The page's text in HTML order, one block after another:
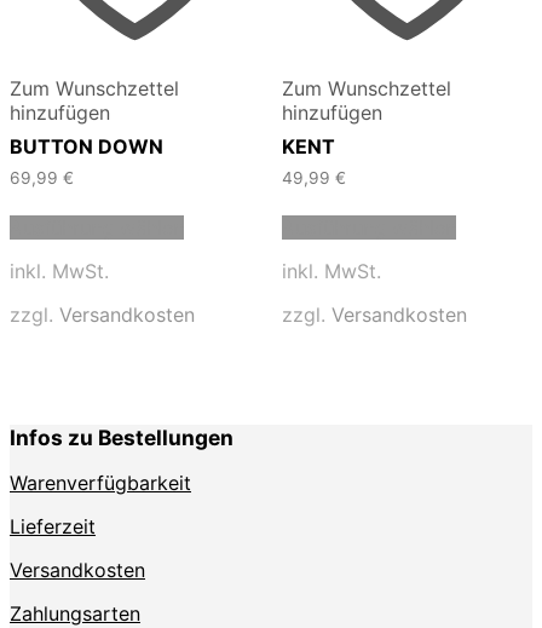
Zum Wunschzettel
hinzufügen
BUTTON DOWN
69,99 €
auf.
der
Produktseite
gewählt
inkl. MwSt.
zzgl. Versandkosten
Zum Wunschzettel
hinzufügen
KENT
49,99 €
auf.
inkl. MwSt.
zzgl. Versandkosten
Infos zu Bestellungen
Warenverfügbarkeit
Lieferzeit
Versandkosten
Zahlungsarten